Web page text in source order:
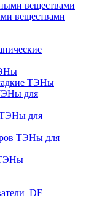
веществами
ТЭНы
для
для
ТЭНы для